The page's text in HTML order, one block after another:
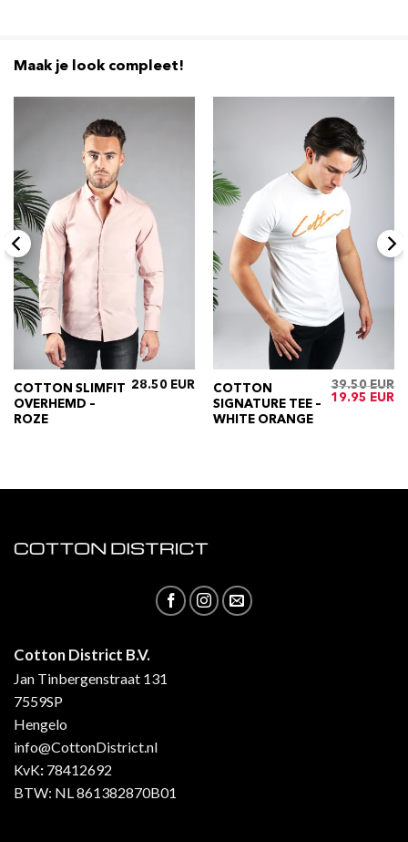
Maak je look compleet!
COTTON SLIMFIT
OVERHEMD –
ROZE
28.50
COTTON
SIGNATURE TEE –
WHITE ORANGE
39.50
19.95
Cotton District B.V.
Jan Tinbergenstraat 131
7559SP
Hengelo
info@CottonDistrict.nl
KvK: 78412692
BTW: NL 861382870B01